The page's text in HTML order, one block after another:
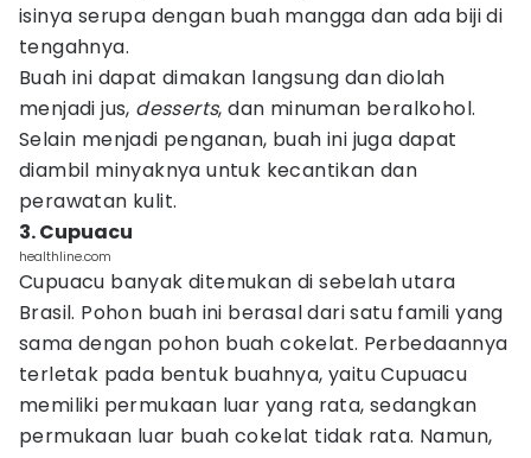
isinya serupa dengan buah mangga dan ada biji di
tengahnya.
Buah ini dapat dimakan langsung dan diolah
menjadi jus, desserts, dan minuman beralkohol.
Selain menjadi penganan, buah ini juga dapat
diambil minyaknya untuk kecantikan dan
perawatan kulit.
3. Cupuacu
healthline.com
Cupuacu banyak ditemukan di sebelah utara
Brasil. Pohon buah ini berasal dari satu famili yang
sama dengan pohon buah cokelat. Perbedaannya
terletak pada bentuk buahnya, yaitu Cupuacu
memiliki permukaan luar yang rata, sedangkan
permukaan luar buah cokelat tidak rata. Namun,